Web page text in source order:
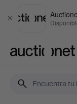
Cerrar